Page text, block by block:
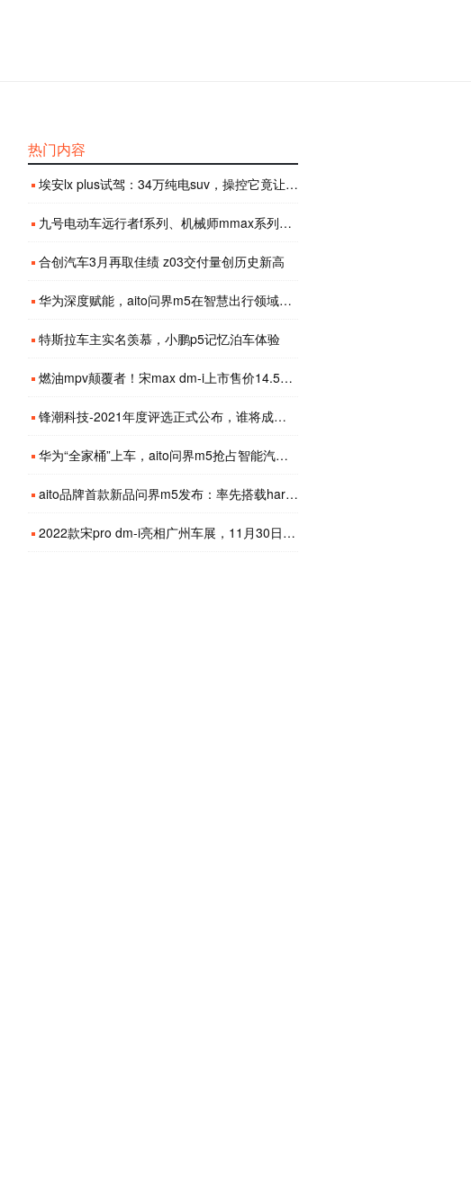
热门内容
埃安lx plus试驾：34万纯电suv，操控它竟让我直呼北鼻
九号电动车远行者f系列、机械师mmax系列发布：续航更长，更智能
合创汽车3月再取佳绩 z03交付量创历史新高
华为深度赋能，aito问界m5在智慧出行领域有何突破？
特斯拉车主实名羡慕，小鹏p5记忆泊车体验
燃油mpv颠覆者！宋max dm-i上市售价14.58万元起
锋潮科技-2021年度评选正式公布，谁将成为今年最佳？
华为“全家桶”上车，aito问界m5抢占智能汽车高地
aito品牌首款新品问界m5发布：率先搭载harmonyos智能座舱
2022款宋pro dm-i亮相广州车展，11月30日预售